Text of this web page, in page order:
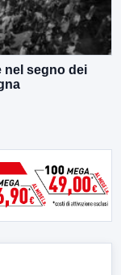
nel segno dei